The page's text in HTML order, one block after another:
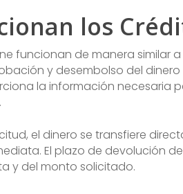
los
funcionan de manera similar
y desembolso del
la información necesaria
el dinero se transfiere
El plazo de devolución
y del monto solicitado.